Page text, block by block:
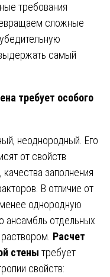
требования
сложные
самый
требует особого
неоднородный. Его
от свойств
качества заполнения
В отличие от
однородную
ансамбль отдельных
Расчет
стены требует
свойств: